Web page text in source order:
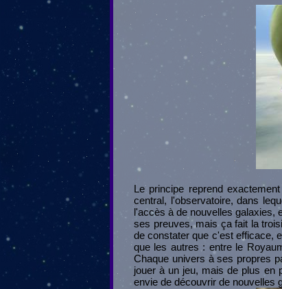
Le principe reprend
central, l'observatoire, dans
l'accès à de nouvelles galaxies,
ses preuves, mais ça fait la
de constater que c'est efficace,
que les autres : entre le
Chaque univers à ses propres
jouer à un jeu, mais de plus en
envie de découvrir de nouvelles